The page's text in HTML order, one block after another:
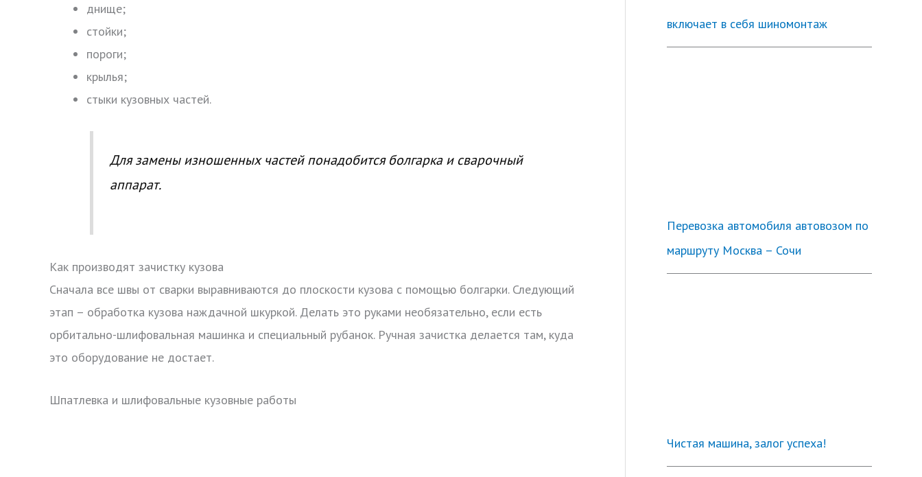
днище;
стойки;
пороги;
крылья;
стыки кузовных частей.
Для замены изношенных частей понадобится болгарка и сварочный
аппарат.
Как производят зачистку кузова
Сначала все швы от сварки выравниваются до плоскости кузова с помощью болгарки. Следующий
этап – обработка кузова наждачной шкуркой. Делать это руками необязательно, если есть
орбитально-шлифовальная машинка и специальный рубанок. Ручная зачистка делается там, куда
это оборудование не достает.
Шпатлевка и шлифовальные кузовные работы
включает в себя шиномонтаж
Перевозка автомобиля автовозом по
маршруту Москва – Сочи
Чистая машина, залог успеха!